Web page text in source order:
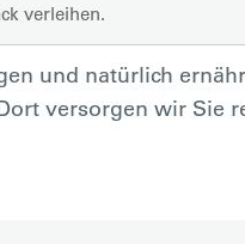
verleihen.
und natürlich
versorgen wir Sie